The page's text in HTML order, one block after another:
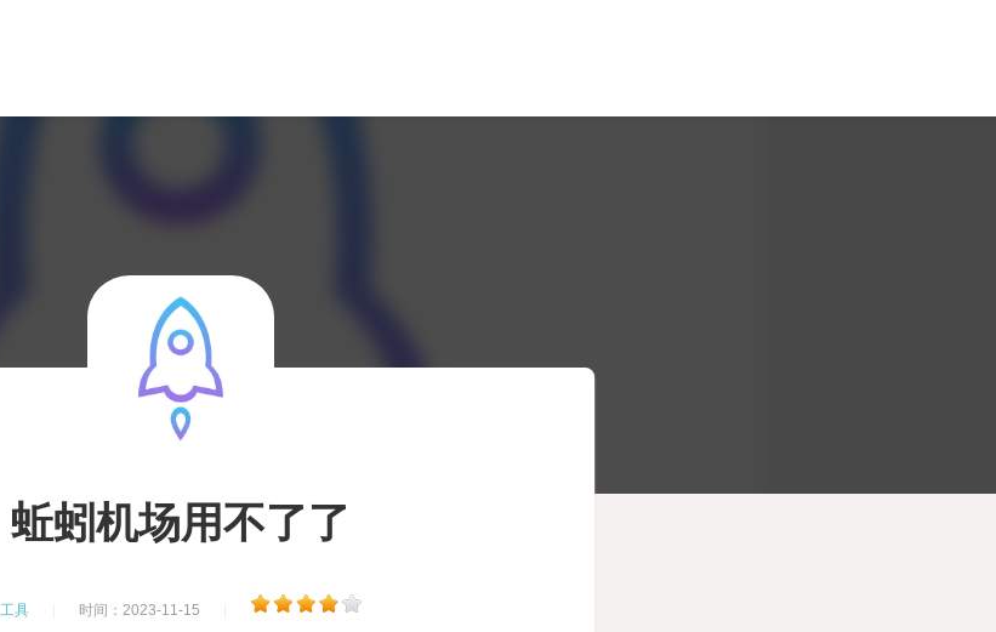
蚯蚓机场用不了了
工具 时间：2023-11-15